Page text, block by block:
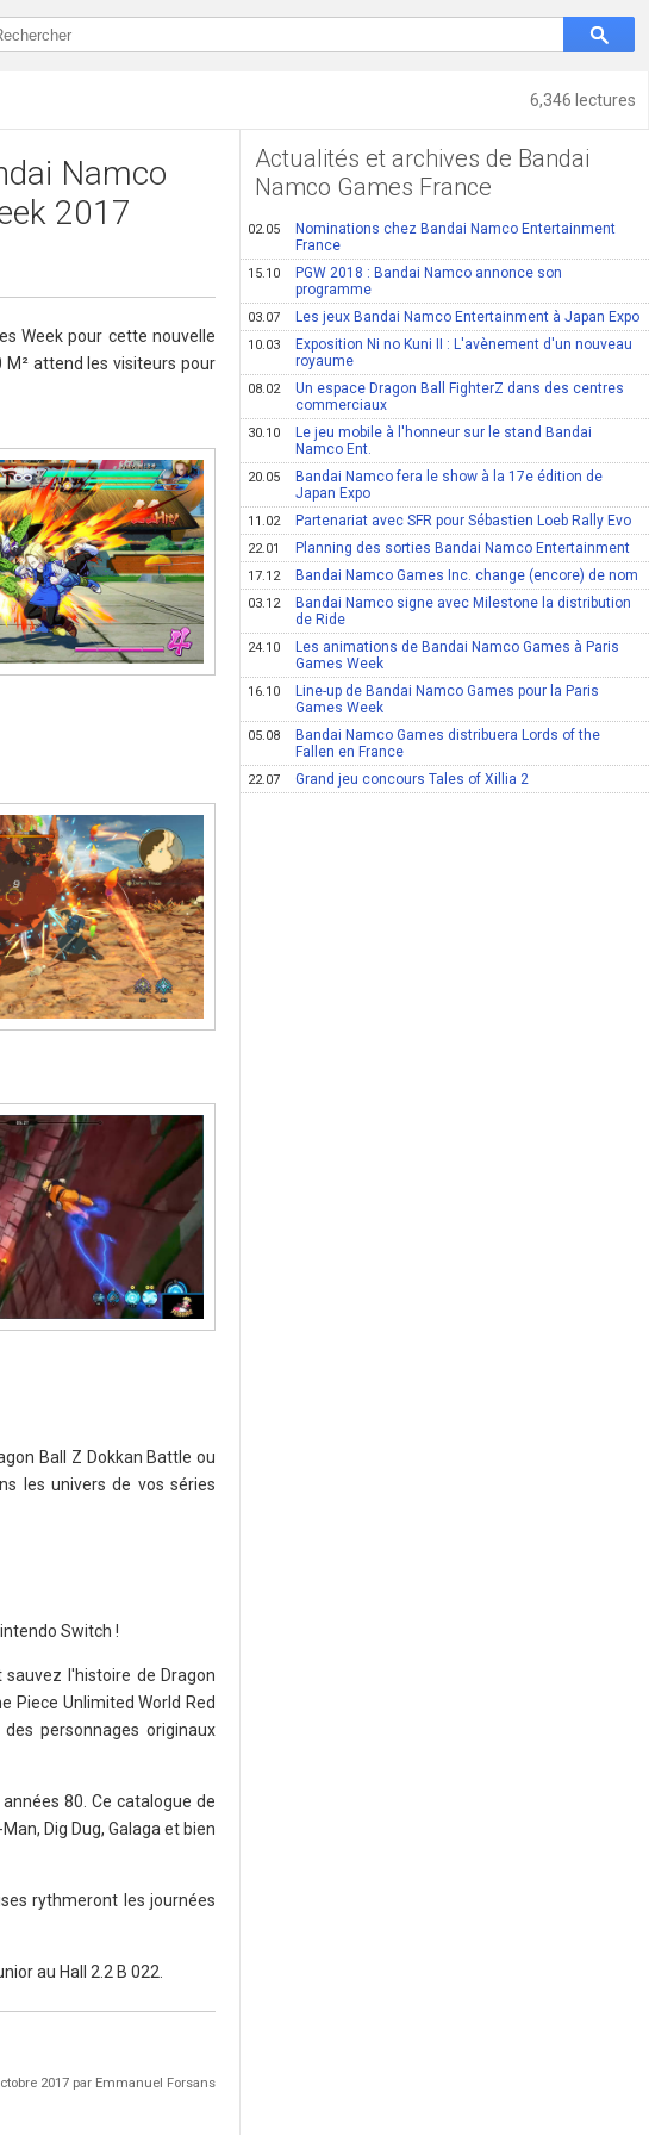
6,346 lectures
Namco
2017
Week pour cette nouvelle
M² attend les visiteurs pour
Ball Z Dokkan Battle ou
les univers de vos séries
Switch !
l'histoire de Dragon
Piece Unlimited World Red
personnages originaux
80. Ce catalogue de
Dig Dug, Galaga et bien
rythmeront les journées
au Hall 2.2 B 022.
2017 par Emmanuel Forsans
Actualités et archives de Bandai
Namco Games France
02.05
Nominations chez Bandai Namco Entertainment
France
15.10
PGW 2018 : Bandai Namco annonce son
programme
03.07 Les jeux Bandai Namco Entertainment à Japan Expo
10.03
Exposition Ni no Kuni II : L'avènement d'un nouveau
royaume
08.02
Un espace Dragon Ball FighterZ dans des centres
commerciaux
30.10
Le jeu mobile à l'honneur sur le stand Bandai
Namco Ent.
20.05
Bandai Namco fera le show à la 17e édition de
Japan Expo
11.02 Partenariat avec SFR pour Sébastien Loeb Rally Evo
22.01 Planning des sorties Bandai Namco Entertainment
17.12 Bandai Namco Games Inc. change (encore) de nom
03.12
Bandai Namco signe avec Milestone la distribution
de Ride
24.10
Les animations de Bandai Namco Games à Paris
Games Week
16.10
Line-up de Bandai Namco Games pour la Paris
Games Week
05.08
Bandai Namco Games distribuera Lords of the
Fallen en France
22.07 Grand jeu concours Tales of Xillia 2